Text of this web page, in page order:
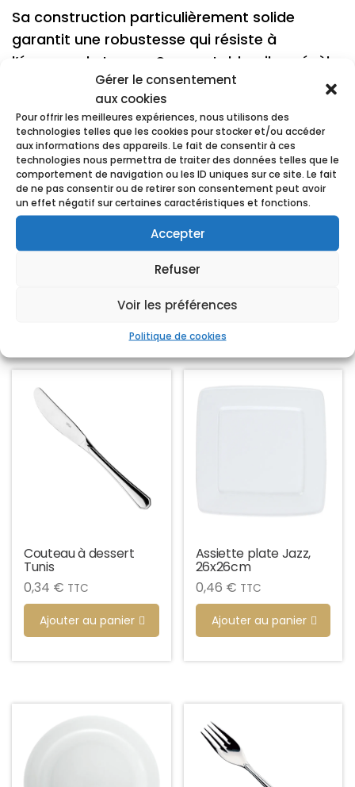
Gérer le consentement
aux cookies
Pour offrir les meilleures expériences, nous utilisons des
technologies telles que les cookies pour stocker et/ou accéder
aux informations des appareils. Le fait de consentir à ces
technologies nous permettra de traiter des données telles que le
comportement de navigation ou les ID uniques sur ce site. Le fait
de ne pas consentir ou de retirer son consentement peut avoir
un effet négatif sur certaines caractéristiques et fonctions.
Accepter
Refuser
Voir les préférences
Politique de cookies
Sa construction particulièrement solide
garantit une robustesse qui résiste à
l’épreuve du temps. Sur vos tables, il se révèle
être un élément très stable, ajoutant une note
de confiance à chaque utilisation.
Sa préhension est délicate, instinctive, où
l’esthétique se marie harmonieusement à la
solidité. Optez pour l’excellence tant visuelle
que fonctionnelle avec ce gobelet, et créez
des souvenirs romantiques à chaque
dégustation.
Produits similaires
Couteau à dessert
Tunis
0,34 € TTC
Ajouter au panier
Assiette plate Jazz,
26x26cm
0,46 € TTC
Ajouter au panier